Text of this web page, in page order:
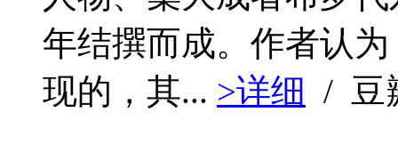
年结撰而成。作者认
现的，其... >详细 / 豆